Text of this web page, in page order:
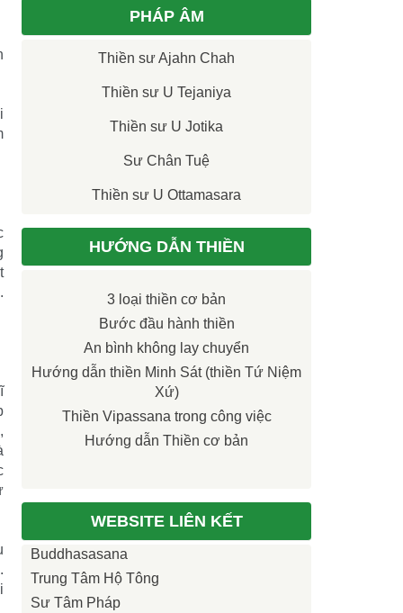
PHÁP ÂM
Thiền sư Ajahn Chah
Thiền sư U Tejaniya
Thiền sư U Jotika
Sư Chân Tuệ
Thiền sư U Ottamasara
HƯỚNG DẪN THIỀN
3 loại thiền cơ bản
Bước đầu hành thiền
An bình không lay chuyển
Hướng dẫn thiền Minh Sát (thiền Tứ Niệm
Xứ)
Thiền Vipassana trong công việc
Hướng dẫn Thiền cơ bản
WEBSITE LIÊN KẾT
Buddhasasana
Trung Tâm Hộ Tông
Sư Tâm Pháp